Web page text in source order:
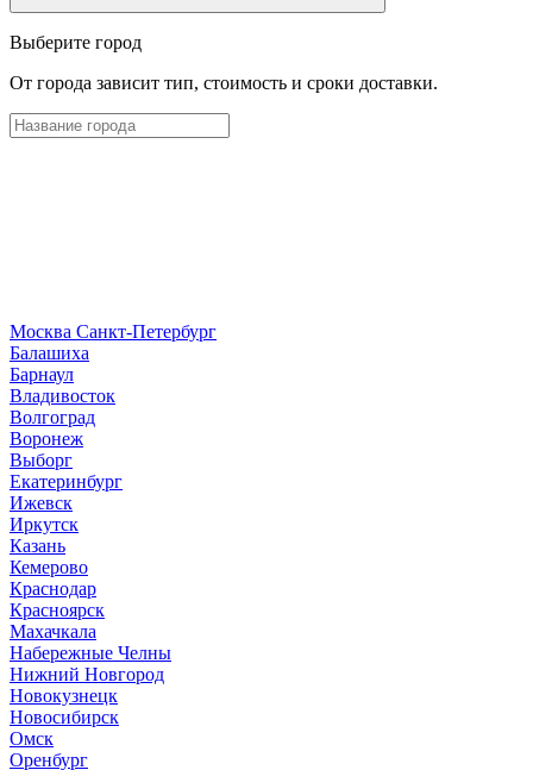
Выберите город
От города зависит тип, стоимость и сроки доставки.
Москва Санкт-Петербург
Балашиха
Барнаул
Владивосток
Волгоград
Воронеж
Выборг
Екатеринбург
Ижевск
Иркутск
Казань
Кемерово
Краснодар
Красноярск
Махачкала
Набережные Челны
Нижний Новгород
Новокузнецк
Новосибирск
Омск
Оренбург